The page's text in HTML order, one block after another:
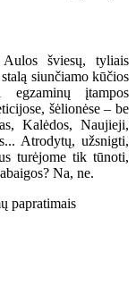
šviesų, tyliais
siunčiamo kūčios
egzaminų įtampos
šėlionėse – be
Kalėdos, Naujieji,
Atrodytų, užsnigti,
turėjome tik tūnoti,
Na, ne.